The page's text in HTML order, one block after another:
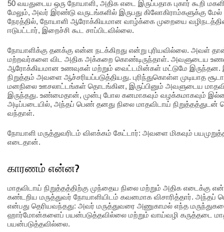
50 வயதுடைய ஒரு நோயாளி, அதிக எடை இருப்பதாக புகார் கூறி
மேலும், அவர் இரண்டு வருடங்களில் இருபது கிலோகிராம்களுக்கு மேல்
நேரத்தில், நோயாளி ஆரோக்கியமான வாழ்க்கை முறையை
ஈடுபட்டார், இறைச்சி கூட சாப்பிடவில்லை.
நோயாளிக்கு தனக்கு என்ன நடக்கிறது என்று புரியவில்லை. அவள்
மற்றவர்களை விட அதிக அக்கறை கொண்டிருந்தாள். அவளுடைய
ஆரோக்கியமான உணவுகள் மற்றும் வைட்டமின்கள் மட்டுமே இருந்தன.
நிறுத்தம் அவளை ஆச்சரியப்படுத்தியது. புரிந்துகொள்ள முடியாத
மனநிலை ஊசலாட்டங்கள் தொடங்கின, இருப்பினும் அவளுடைய
இருந்தது. உண்மைதான், முன்பு போல கனமாகவும் வழக்கமாகவும்
அடிப்படையில், அந்தப் பெண் தனது நிலை மாதவிடாய் நிறுத்தத்துடன்
வந்தாள்.
நோயாளி மருத்துவரிடம் விளக்கம் கேட்டார்: அவளை மிகவும்
எடைதான்.
காரணம் என்ன?
மாதவிடாய் நிறுத்தத்திற்கு முந்தைய நிலை மற்றும் அதிக
கண்டறிய மருத்துவர் நோயாளியிடம் கவனமாக விசாரித்தார். அந்தப்
என்பது தெரியவந்தது: அவர் மருத்துவரை அணுகாமல் எந்த
ஹார்மோன்களைப் பயன்படுத்தவில்லை மற்றும் வாய்வழி கருத்தடை
பயன்படுத்தவில்லை.